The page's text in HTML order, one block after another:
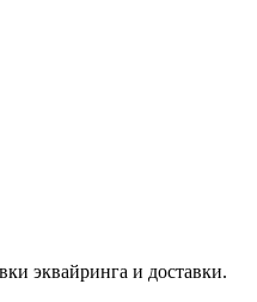
эквайринга и доставки.